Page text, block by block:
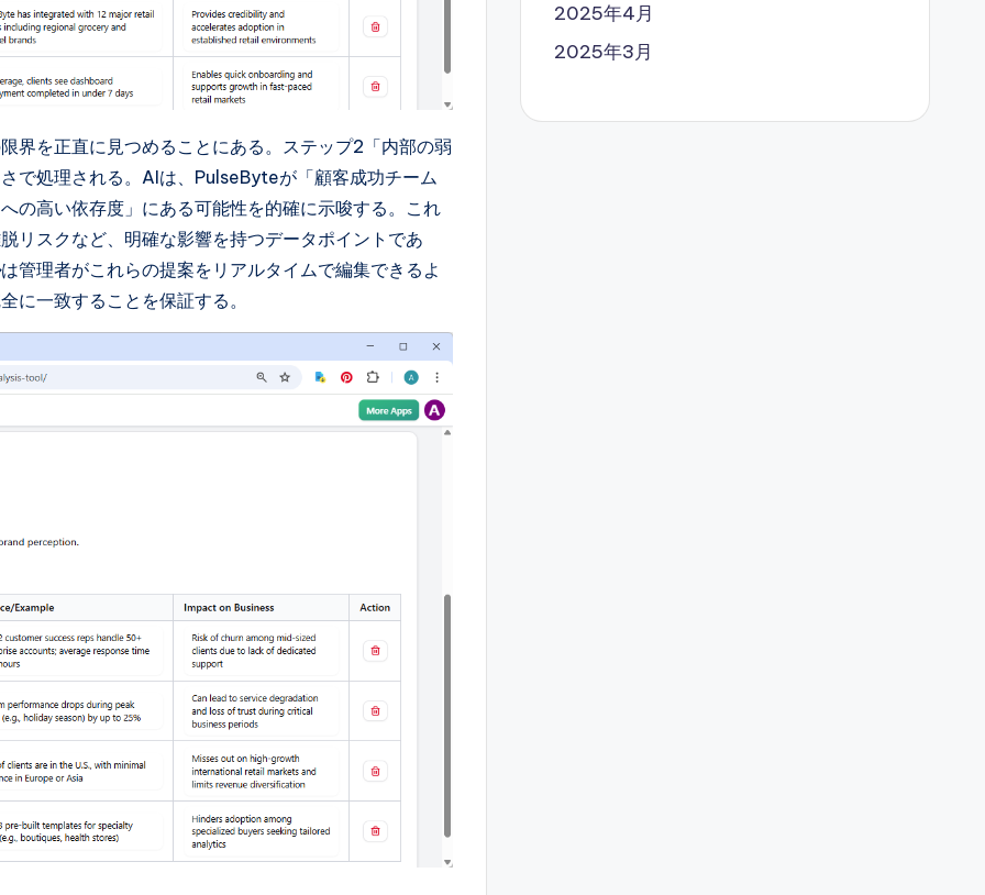
界を正直に見つめることにある。ステップ2「内部の弱
で処理される。AIは、PulseByteが「顧客成功チーム
の高い依存度」にある可能性を的確に示唆する。これ
リスクなど、明確な影響を持つデータポイントであ
は管理者がこれらの提案をリアルタイムで編集できるよ
に一致することを保証する。
2025年4月
2025年3月